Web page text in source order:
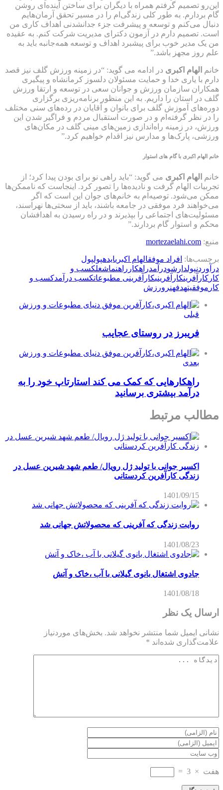
این‌رو تصمیم گرفتم همراه با دیگران برای ساختن آینده‌ای روشن
گام بردارم. به طور کلی زندگی‌ام را در مسیر تحقق آرمان‌هایم
دنبال می‌کنم و توسعه و پیشرفت جزء جدانشدنی اهداف کاری من
است. تصمیم دارم در آزمون دکترای مدیریت شرکت کنم. به عقیده
من یک مدیر خوب برای پیشبرد اهداف و توسعه همه‌جانبه باید به
علم روز مجهز باشد.”
خانم الهام اکبری در ادامه می گوید: “در زمینه ورزش گلف نیز قصد
دارم با یاری خدا و حمایت مسئولان دلسوز کرمانشاه و پیگیری
همکاران سازمان ورزش و جوانان سعی در توسعه و ارتقا ورزش
گلف در استان را داریم. به این منظور برنامه‌ریزی برگزاری
دوره‌های آموزش گلف برای بانوان و آقایان در رده‌های سنی مختلف
را در نظر گرفته‌ام و در صورت استقبال مردم و فراگیر شدن این
ورزش، در زمینه راه‌اندازی زمین‌های مینی گلف در مکان‌های
ورزشی، پارک‌ها و مدارس نیز اقدام خواهیم کرد.”
خانم الهام اکبری با گام های استوار
خانم الهام اکبری می گوید: “باید راهی نو برای بودن پیدا کرد؛ از
تجربیات الهام گرفت و نادیده‌ها را تصور کرد. اینجاست که ناممکن‌ها
ممکن می‌شود. توصیه‌ام به خانم‌های جوان این است که اگر
می‌خواهند فرد موفقی در جامعه باشند، باید از سختی‌ها نهراسند،
مسئولیت‌های اجتماعی را بپذیرند و در راه رسیدن به اهدافشان
محکم و استوار گام بردارند.”
منبع: mortezaelahi.com
برچسب‌ها: افراد موفقالهام اکبریایدهپولپول
درآوردنپولدارشودرآمدراهکار راهنماشغلكسب و
كار کارآفرینکارآفرینیکارآفرینی مطبوعاتکسب درآمدکسب و
کار موفقیتهدفهنر ورزش
قبلی
فریبرز در روستای عجایب
بعدی
راهکارهایی که کمک می کند استارتاپ خود را به
درآمد بیشتری برسانید
مطالب مرتبط
اکسیر جوانی با تولید ژل رویال/ طعم شهد شیرین عسل‌ در
زندگی کارآفرین کردستانی
1401/09/15
روایت زندگی که آفرینی که محصولاتش جهانی شد
1401/08/23
جادوی اشتغال بانوی گیلانی با آب ،خاک و آتش
1401/08/18
ارسال یک نظر
نشانی ایمیل شما منتشر نخواهد شد. بخش‌های موردنیاز
علامت‌گذاری شده‌اند *
هفت ×
3
=